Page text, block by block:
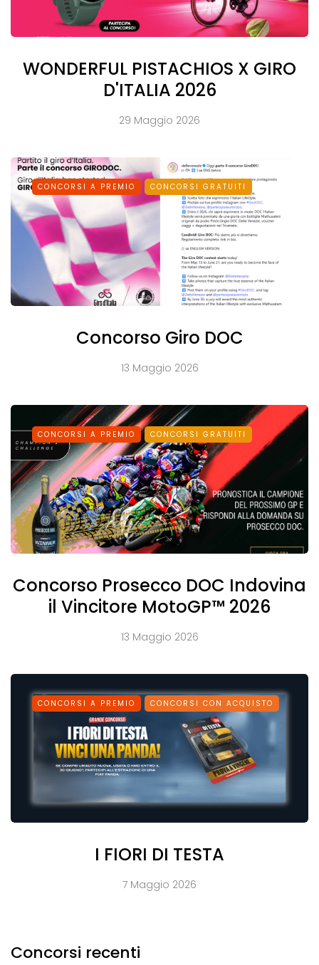
WONDERFUL PISTACHIOS X GIRO
D'ITALIA 2026
29 Maggio 2026
CONCORSI A PREMIO CONCORSI GRATUITI
Concorso Giro DOC
13 Maggio 2026
CONCORSI A PREMIO CONCORSI GRATUITI
Concorso Prosecco DOC Indovina
il Vincitore MotoGP™ 2026
13 Maggio 2026
CONCORSI A PREMIO CONCORSI CON ACQUISTO
I FIORI DI TESTA
7 Maggio 2026
Concorsi recenti